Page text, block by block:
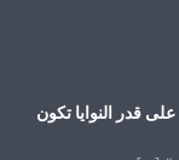
قدر النوايا تكون